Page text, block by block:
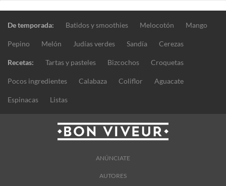
De temporada: Batidos y smoothies Melocotón Mango
Pepino Melón Judías verdes Sandía Cerezas
Recetas: Tartas y pasteles Bizcochos Croquetas
Pocos ingredientes Calabaza Coliflor Aguacate
Espinacas Listas
ANÚNCIATE
AUTORES